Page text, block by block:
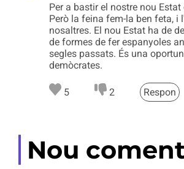
Per a bastir el nostre nou
Però la feina fem-la ben feta, i
nosaltres. El nou Estat ha de
de formes de fer espanyoles
segles passats. És una
demòcrates.
5 2 Respon
Nou